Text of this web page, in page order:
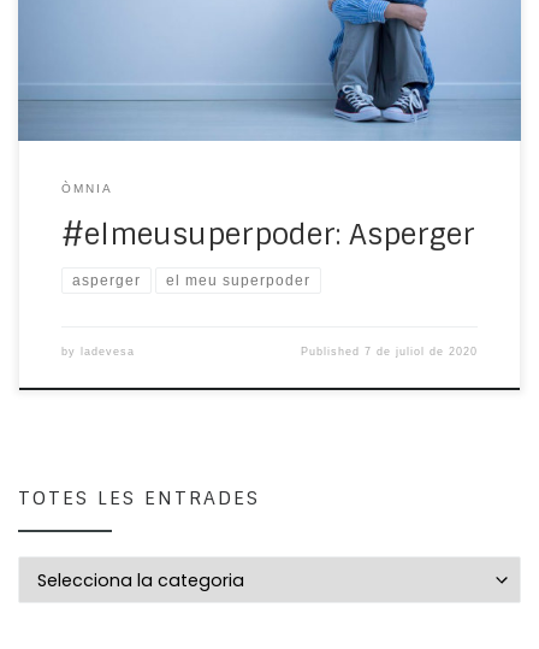
trastorns de l’espectre autista (TEA). Hi pot haver qui el
defineixi com un forma d’ autisme d’alta funcionalitat ja
que comparteix amb aquest diverses
característiques. Sol diagnosticar entre els […]
ÒMNIA
#elmeusuperpoder: Asperger
asperger el meu superpoder
by ladevesa Published7 de juliol de 2020
TOTES LES ENTRADES